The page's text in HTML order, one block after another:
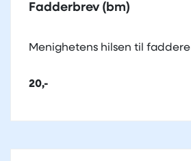
Fadderbrev (bm)
Menighetens hilsen til faddere
20,-